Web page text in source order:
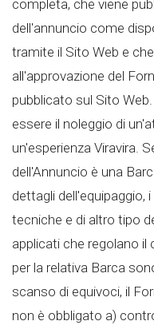
completa, che viene
dell'annuncio come
tramite il Sito Web e
all'approvazione del
pubblicato sul Sito
essere il noleggio di
un'esperienza Viravira.
dell'Annuncio è una
dettagli dell'equipaggio,
tecniche e di altro tipo
applicati che regolano
per la relativa Barca
scanso di equivoci, il
non è obbligato a)